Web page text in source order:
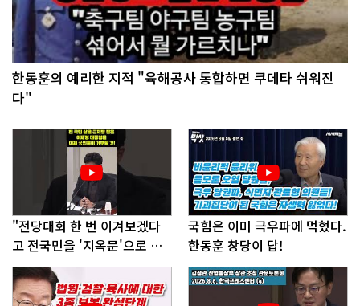
한동훈의 예리한 지적 "육해공사 통합하면 쿠데타 쉬워진
다"
"전당대회 한 번 이겨보겠다
고 전국민을 '지옥문'으로 밀
어!"
국힘은 이미 극우파에 먹혔다.
한동훈 창당이 답!